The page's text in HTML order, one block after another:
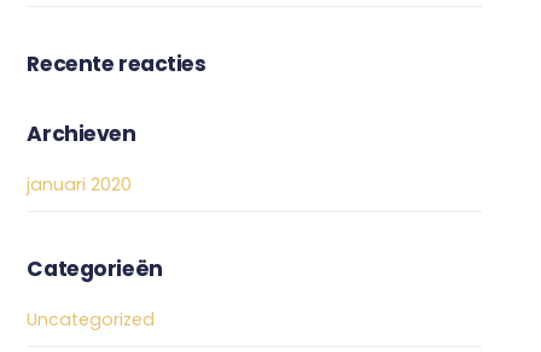
Recente reacties
Archieven
januari 2020
Categorieën
Uncategorized